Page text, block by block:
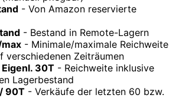
- Von Amazon reservierte
- Bestand in Remote-Lagern
- Minimale/maximale Reichweite
verschiedenen Zeiträumen
30T - Reichweite inklusive
Lagerbestand
90T - Verkäufe der letzten 60 bzw.